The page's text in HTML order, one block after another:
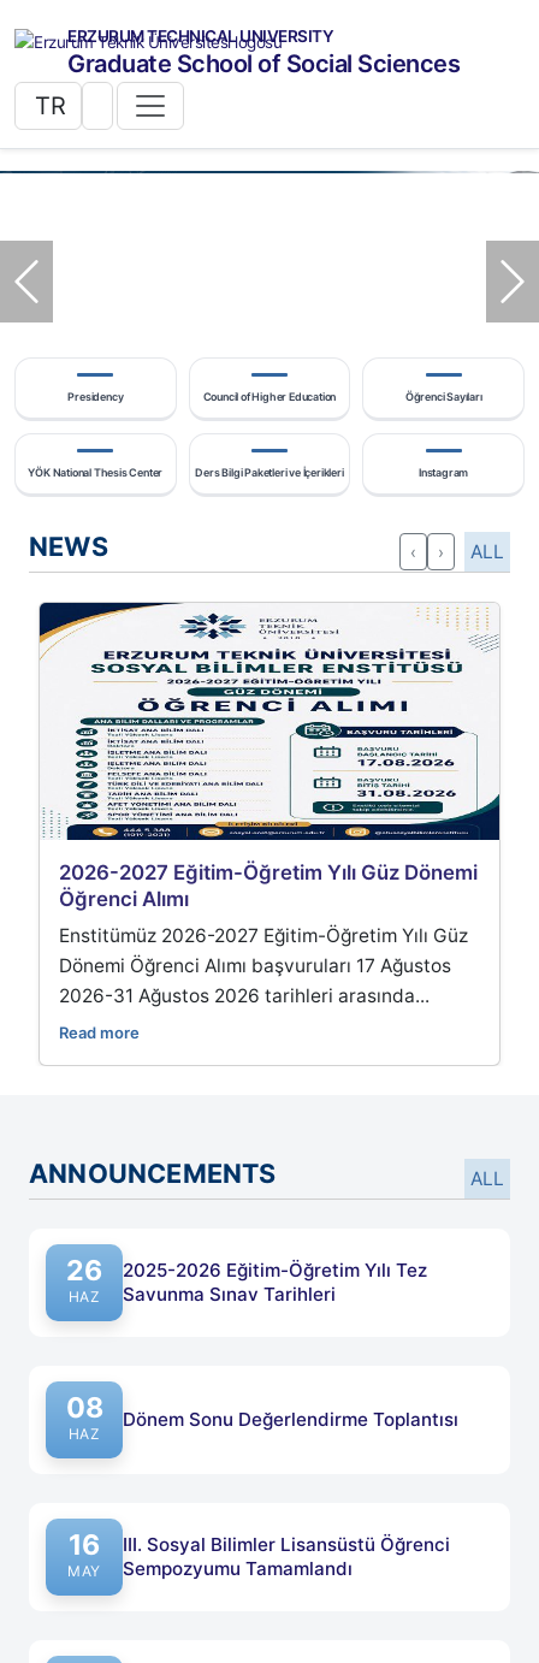
ERZURUM TECHNICAL UNIVERSITY
Graduate School of Social Sciences
TR
Previous
Presidency Council of Higher Education Öğrenci Sayıları
YÖK National Thesis Center Ders Bilgi Paketleri ve İçerikleri Instagram
NEWS ‹ › ALL
Eğitim-Öğretim Yılı Güz Dönemi
Alımı
2026-2027 Eğitim-Öğretim Yılı Güz
Öğrenci Alımı başvuruları 17 Ağustos
Ağustos 2026 tarihleri arasında...
ETÜT
yılı
taranmaya
ANNOUNCEMENTS ALL
Published on: 26 Haziran 2026
26
HAZ
2025-2026 Eğitim-Öğretim Yılı Tez
Savunma Sınav Tarihleri
Published on: 08 Haziran 2026
08
HAZ
Dönem Sonu Değerlendirme Toplantısı
Published on: 16 Mayıs 2026
16
MAY
III. Sosyal Bilimler Lisansüstü Öğrenci
Sempozyumu Tamamlandı